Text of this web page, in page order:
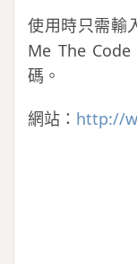
使用時只需輸
Me The
碼。
網站： http://